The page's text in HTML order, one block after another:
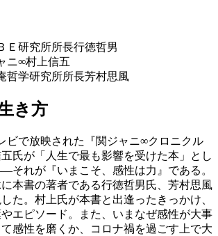
Ｅ研究所所長行徳哲男
ニ∞村上信五
哲学研究所所長芳村思風
き方
ビで放映された『関ジャニ∞クロニクル
氏が「人生で最も影響を受けた本」とし
れが『いまこそ、感性は力』である。
本書の著者である行徳哲男氏、芳村思風
た。村上氏が本書と出逢ったきっかけ、
エピソード。また、いまなぜ感性が大事
感性を磨くか、コロナ禍を過ごす上で大